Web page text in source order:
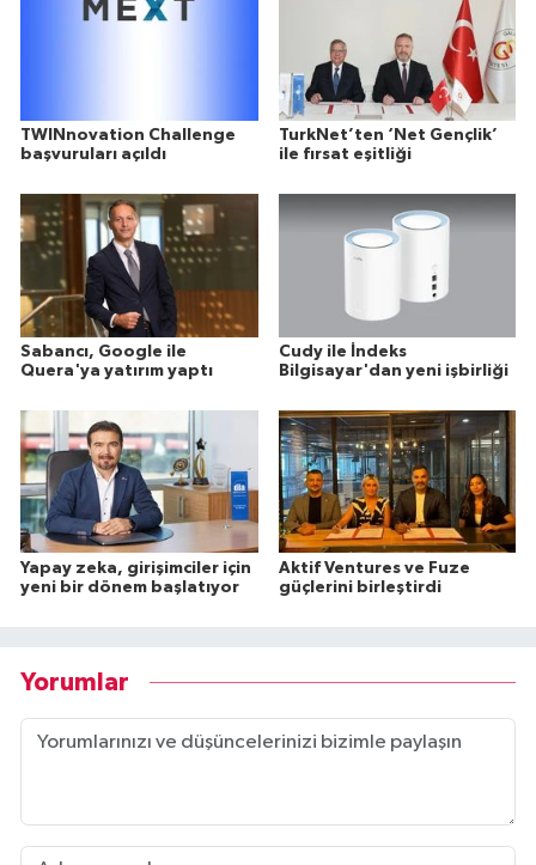
TWINnovation Challenge
başvuruları açıldı
TurkNet’ten ‘Net Gençlik’
ile fırsat eşitliği
Sabancı, Google ile
Quera'ya yatırım yaptı
Cudy ile İndeks
Bilgisayar'dan yeni işbirliği
Yapay zeka, girişimciler için
yeni bir dönem başlatıyor
Aktif Ventures ve Fuze
güçlerini birleştirdi
Yorumlar